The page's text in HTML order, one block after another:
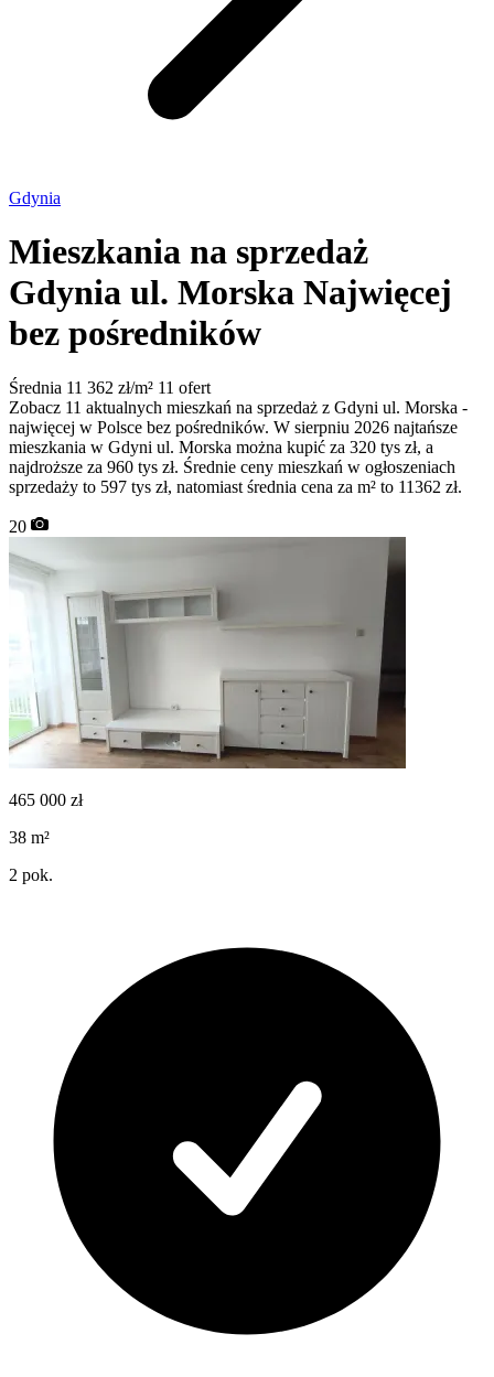
Gdynia
Mieszkania na sprzedaż
Gdynia ul. Morska Najwięcej
bez pośredników
Średnia 11 362 zł/m² 11 ofert
Zobacz 11 aktualnych mieszkań na sprzedaż z Gdyni ul. Morska -
najwięcej w Polsce bez pośredników. W sierpniu 2026 najtańsze
mieszkania w Gdyni ul. Morska można kupić za 320 tys zł, a
najdroższe za 960 tys zł. Średnie ceny mieszkań w ogłoszeniach
sprzedaży to 597 tys zł, natomiast średnia cena za m² to 11362 zł.
20
465 000 zł
38 m²
2 pok.